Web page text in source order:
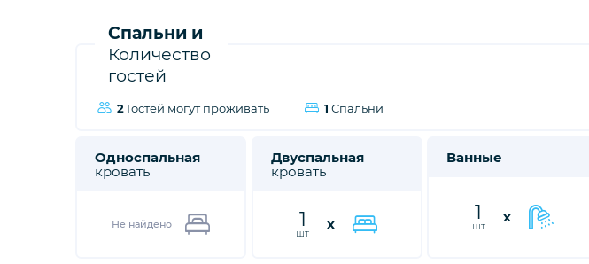
Спальни и
Количество
гостей
2 Гостей могут проживать 1 Спальни
Односпальная
кровать
Не найдено
Двуспальная
кровать
1
шт
x
Ванные
1
шт
x